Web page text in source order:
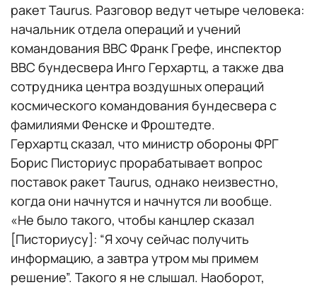
ракет Taurus. Разговор ведут четыре человека:
начальник отдела операций и учений
командования ВВС Франк Грефе, инспектор
ВВС бундесвера Инго Герхартц, а также два
сотрудника центра воздушных операций
космического командования бундесвера с
фамилиями Фенске и Фроштедте.
Герхартц сказал, что министр обороны ФРГ
Борис Писториус прорабатывает вопрос
поставок ракет Taurus, однако неизвестно,
когда они начнутся и начнутся ли вообще.
«Не было такого, чтобы канцлер сказал
[Писториусу]: “Я хочу сейчас получить
информацию, а завтра утром мы примем
решение”. Такого я не слышал. Наоборот,